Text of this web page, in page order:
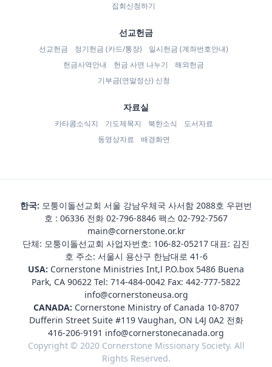
집회신청하기
선교헌금
선교헌금 정기헌금 (카드/통장)
일시헌금 (계좌번호안내)
헌금사역안내
헌금 사연 나누기
해외헌금
기부금(연말정산) 신청
자료실
카타콤소식지 기도제목지 북한소식
도서자료
동영상자료
배경화면
한국: 모퉁이돌선교회 서울 강남우체국 사서함 2088호 우편번
호 : 06336 전화 02-796-8846 팩스 02-792-7567
main@cornerstone.or.kr
단체: 모퉁이돌선교회 사업자번호: 106-82-05217 대표: 김진
호 주소: 서울시 용산구 한남대로 41-6
USA: Cornerstone Ministries Int,l P.O.box 5486 Buena
Park, CA 90622 Tel: 714-484-0042 Fax: 442-777-5822
info@cornerstoneusa.org
CANADA: Cornerstone Ministry of Canada 10-8707
Dufferin Street Suite #119 Vaughan, ON L4J 0A2 전화
416-206-9191 info@cornerstonecanada.org
Copyright © 2020 Cornerstone Missionary Society. All
Rights Reserved.